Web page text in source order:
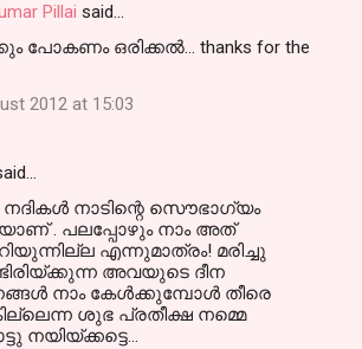
Pillai said…
പോകണം ഒരിക്കൽ... thanks for the
2012 at 15:03
നാടിന്റെ സൌഭാഗ്യം
. പലപ്പോഴും നാം അത്
എന്നുമാത്രം! മരിച്ചു
അവയുടെ ദീന
നാം കേള്‍ക്കുമ്പോള്‍ തീരെ
ശുഭ പ്രതീക്ഷ നമ്മെ
നയിയ്ക്കട്ടെ...